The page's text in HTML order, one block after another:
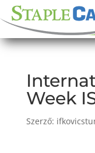
Week
Szerző: